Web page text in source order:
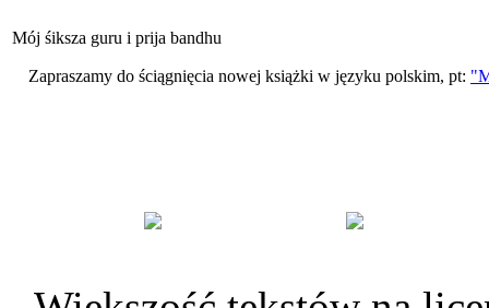
Mój śiksza guru i prija bandhu
Zapraszamy do ściągnięcia nowej książki w języku polskim, pt: